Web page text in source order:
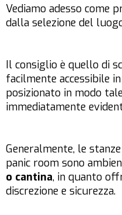
Vediamo adesso come
dalla selezione del
Il consiglio è quello di
facilmente accessibile
posizionato in modo
immediatamente
Generalmente, le
panic room sono
o cantina, in quanto
discrezione e sicurezza.